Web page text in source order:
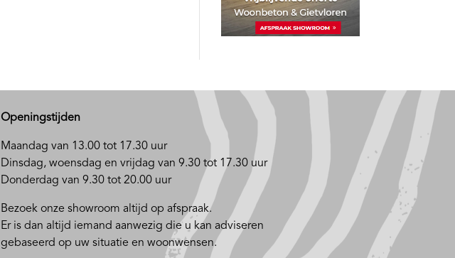
Openingstijden
Maandag van 13.00 tot 17.30 uur
Dinsdag, woensdag en vrijdag van 9.30 tot 17.30 uur
Donderdag van 9.30 tot 20.00 uur
Bezoek onze showroom altijd op afspraak.
Er is dan altijd iemand aanwezig die u kan adviseren
gebaseerd op uw situatie en woonwensen.